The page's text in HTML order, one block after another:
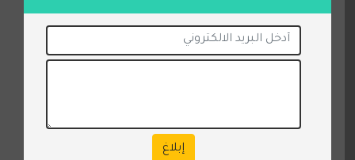
إبلاغ